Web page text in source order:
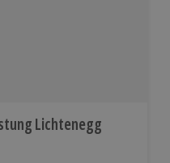
Lichtenegg